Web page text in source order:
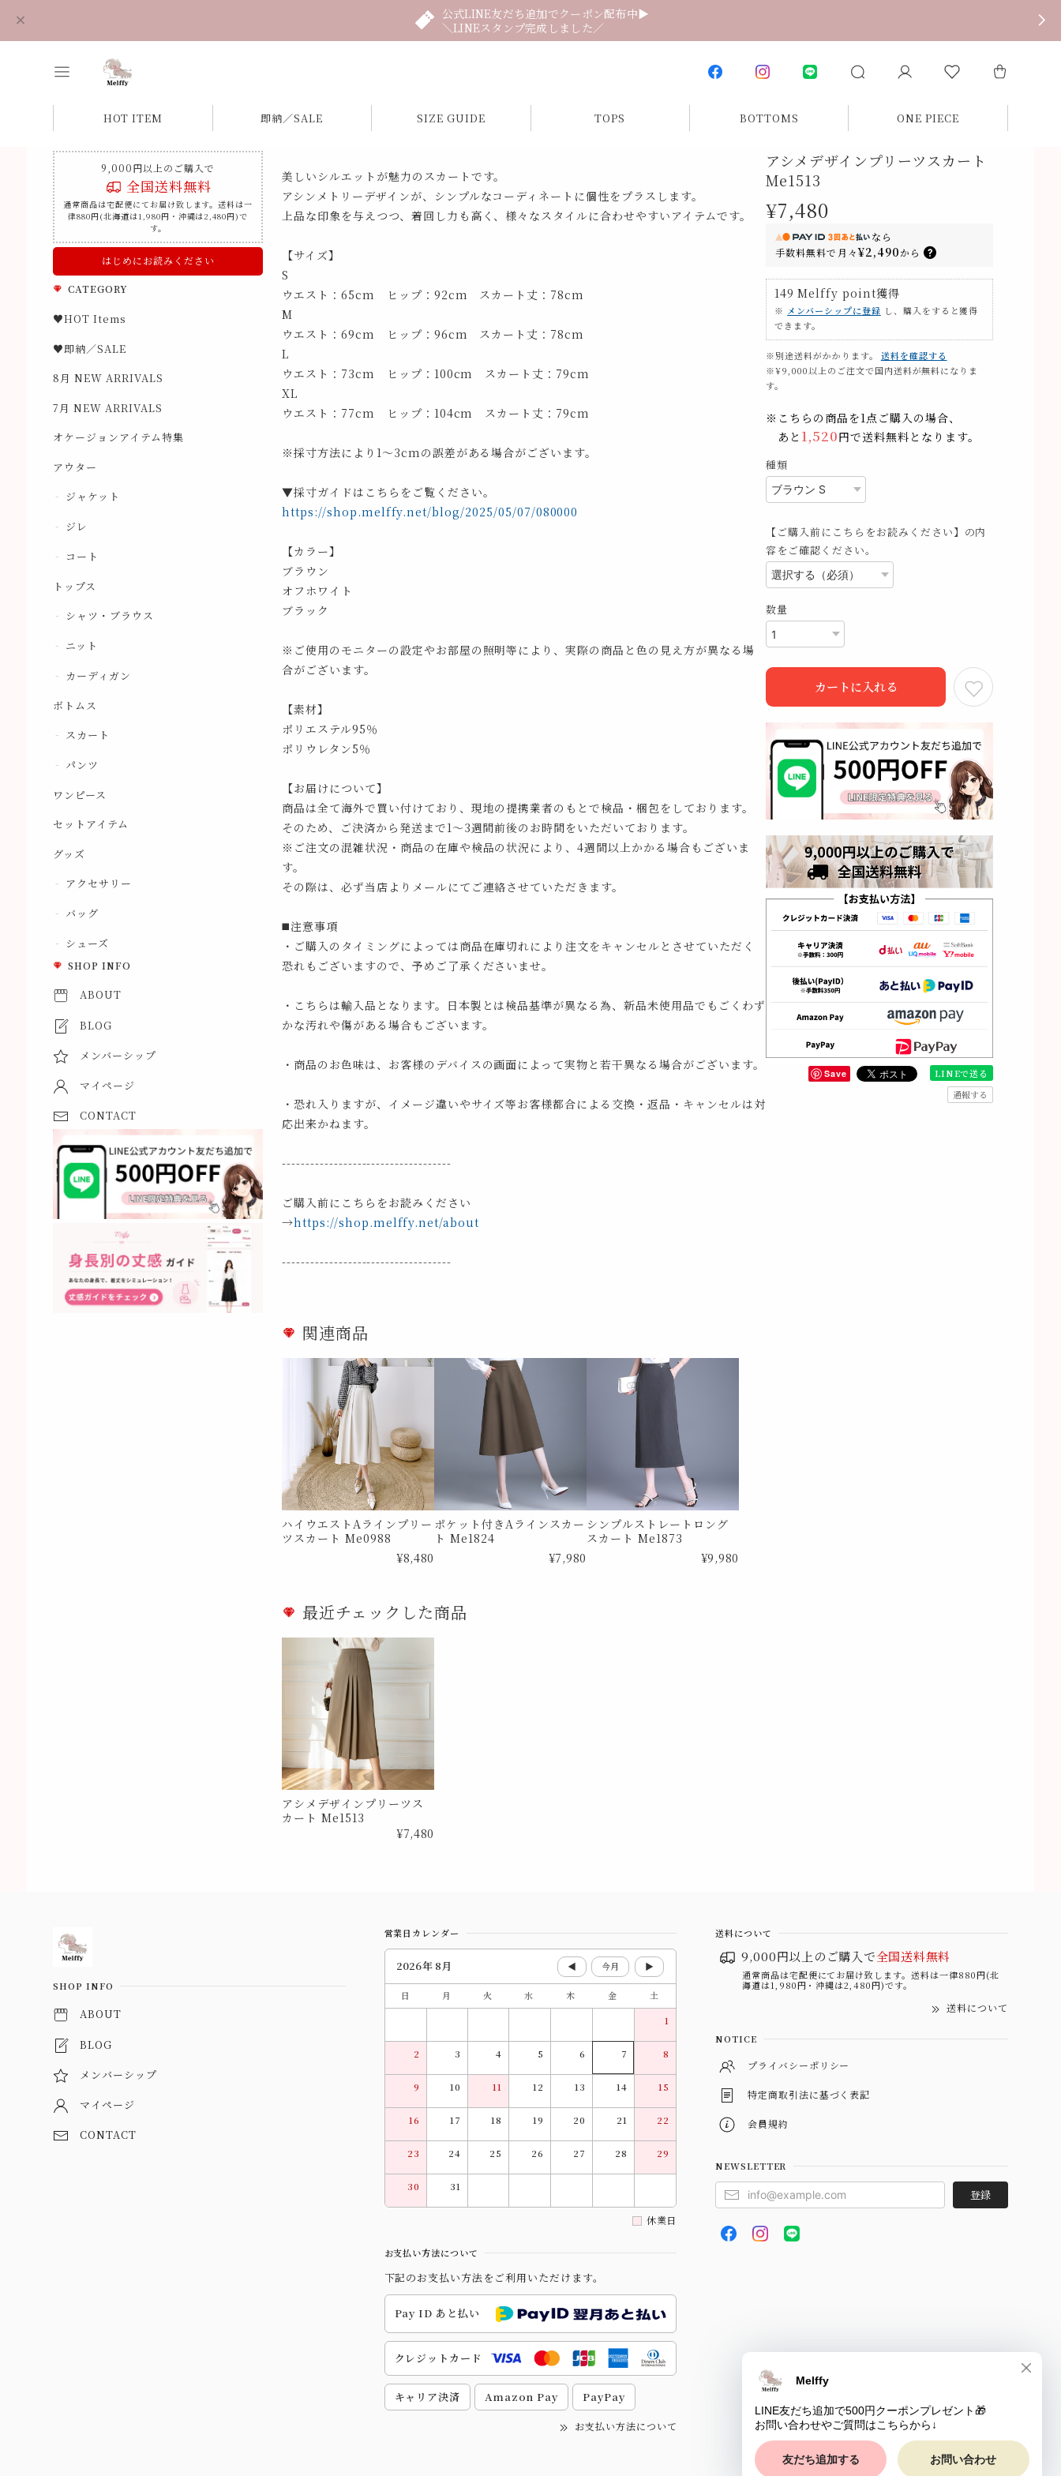
公式LINE友だち追加でクーポン配布中▶
＼LINEスタンプ完成しました／
HOT ITEM 即納／SALE SIZE GUIDE TOPS BOTTOMS ONE PIECE
9,000円以上のご購入で
全国送料無料
通常商品は宅配便にてお届け致します。送料は一
律880円(北海道は1,980円・沖縄は2,480円)で
す。
はじめにお読みください
CATEGORY
♥HOT Items
♥即納／SALE
8月 NEW ARRIVALS
7月 NEW ARRIVALS
オケージョンアイテム特集
アウター
ジャケット
ジレ
コート
トップス
シャツ・ブラウス
ニット
カーディガン
ボトムス
スカート
パンツ
ワンピース
セットアイテム
グッズ
アクセサリー
バッグ
シューズ
SHOP INFO
ABOUT
BLOG
メンバーシップ
マイページ
CONTACT
美しいシルエットが魅力のスカートです。
アシンメトリーデザインが、シンプルなコーディネートに個性をプラスします。
上品な印象を与えつつ、着回し力も高く、様々なスタイルに合わせやすいアイテムです。
【サイズ】
S
ウエスト：65cm ヒップ：92cm スカート丈：78cm
M
ウエスト：69cm ヒップ：96cm スカート丈：78cm
L
ウエスト：73cm ヒップ：100cm スカート丈：79cm
XL
ウエスト：77cm ヒップ：104cm スカート丈：79cm
※採寸方法により1～3cmの誤差がある場合がございます。
▼採寸ガイドはこちらをご覧ください。
https://shop.melffy.net/blog/2025/05/07/080000
【カラー】
ブラウン
オフホワイト
ブラック
※ご使用のモニターの設定やお部屋の照明等により、実際の商品と色の見え方が異なる場
合がございます。
【素材】
ポリエステル95％
ポリウレタン5％
【お届けについて】
商品は全て海外で買い付けており、現地の提携業者のもとで検品・梱包をしております。
そのため、ご決済から発送まで1～3週間前後のお時間をいただいております。
※ご注文の混雑状況・商品の在庫や検品の状況により、4週間以上かかる場合もございま
す。
その際は、必ず当店よりメールにてご連絡させていただきます。
◼️注意事項
・ご購入のタイミングによっては商品在庫切れにより注文をキャンセルとさせていただく
恐れもございますので、予めご了承くださいませ。
・こちらは輸入品となります。日本製とは検品基準が異なる為、新品未使用品でもごくわず
かな汚れや傷がある場合もございます。
・商品のお色味は、お客様のデバイスの画面によって実物と若干異なる場合がございます。
・恐れ入りますが、イメージ違いやサイズ等お客様都合による交換・返品・キャンセルは対
応出来かねます。
------------------------------------
ご購入前にこちらをお読みください
→https://shop.melffy.net/about
------------------------------------
アシメデザインプリーツスカート
Me1513
¥7,480
なら
手数料無料で 月々¥2,490から
149 Melffy point獲得
※ メンバーシップに登録 し、購入をすると獲得
できます。
※別途送料がかかります。
送料を確認する
※¥9,000以上のご注文で国内送料が無料になりま
す。
※こちらの商品を1点ご購入の場合、
あと 1,520円で送料無料となります。
種類
【ご購入前にこちらをお読みください】の内
容をご確認ください。
数量
カートに入れる
Save
LINEで送る
通報する
関連商品
ハイウエストAラインプリー
ツスカート Me0988
¥8,480
ポケット付きAラインスカー
ト Me1824
¥7,980
シンプルストレートロング
スカート Me1873
¥9,980
最近チェックした商品
アシメデザインプリーツス
カート Me1513
¥7,480
Information
SHOP INFO
ABOUT
BLOG
メンバーシップ
マイページ
CONTACT
営業日カレンダー
2026年 8月 ◀ 今月 ▶
日 月 火 水 木 金
土
1
2 3 4 5 6 7 8
9 10 11 12 13 14 15
16 17 18 19 20 21 22
23 24 25 26 27 28 29
30 31
休業日
お支払い方法について
下記のお支払い方法をご利用いただけます。
Pay ID あと払い
クレジットカード
キャリア決済 Amazon Pay PayPay
お支払い方法について
送料について
9,000円以上のご購入で全国送料無料
通常商品は宅配便にてお届け致します。送料は一律880円(北
海道は1,980円・沖縄は2,480円)です。
送料について
NOTICE
プライバシーポリシー
特定商取引法に基づく表記
会員規約
NEWSLETTER
登録